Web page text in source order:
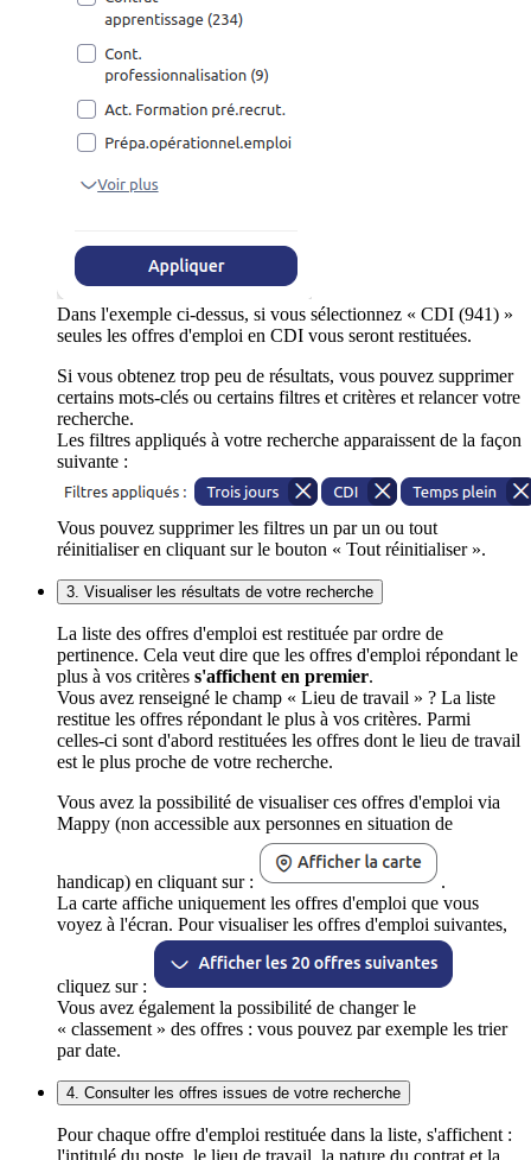
Dans l'exemple ci-dessus, si vous sélectionnez « CDI (941) »
seules les offres d'emploi en CDI vous seront restituées.
Si vous obtenez trop peu de résultats, vous pouvez supprimer
certains mots-clés ou certains filtres et critères et relancer votre
recherche.
Les filtres appliqués à votre recherche apparaissent de la façon
suivante :
Vous pouvez supprimer les filtres un par un ou tout
réinitialiser en cliquant sur le bouton « Tout réinitialiser ».
3. Visualiser les résultats de votre recherche
La liste des offres d'emploi est restituée par ordre de
pertinence. Cela veut dire que les offres d'emploi répondant le
plus à vos critères s'affichent en premier.
Vous avez renseigné le champ « Lieu de travail » ? La liste
restitue les offres répondant le plus à vos critères. Parmi
celles-ci sont d'abord restituées les offres dont le lieu de travail
est le plus proche de votre recherche.
Vous avez la possibilité de visualiser ces offres d'emploi via
Mappy (non accessible aux personnes en situation de
handicap) en cliquant sur :
.
La carte affiche uniquement les offres d'emploi que vous
voyez à l'écran. Pour visualiser les offres d'emploi suivantes,
cliquez sur :
Vous avez également la possibilité de changer le
« classement » des offres : vous pouvez par exemple les trier
par date.
4. Consulter les offres issues de votre recherche
Pour chaque offre d'emploi restituée dans la liste, s'affichent :
l'intitulé du poste, le lieu de travail, la nature du contrat et la